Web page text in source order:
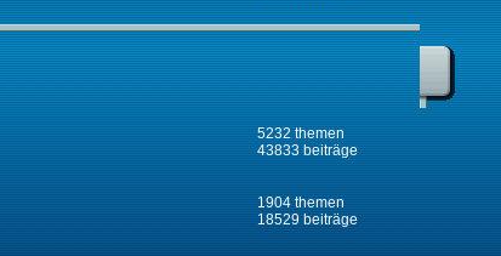
5232 themen
43833 beiträge
1904 themen
18529 beiträge